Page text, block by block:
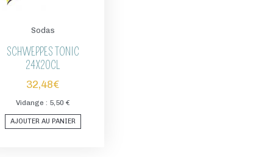
Sodas
SCHWEPPES TONIC
24X20CL
32,48€
Vidange : 5,50 €
AJOUTER AU PANIER